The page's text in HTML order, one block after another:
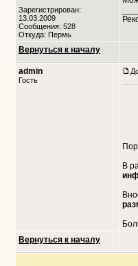
Зарегистрирован:
13.03.2009
Сообщения: 528
Откуда: Пермь
Вернуться к началу
admin
Гость
В
Вернуться к началу